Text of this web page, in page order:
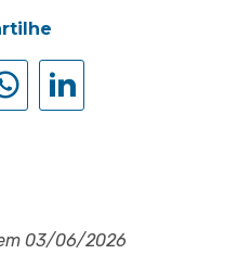
03/06/2026